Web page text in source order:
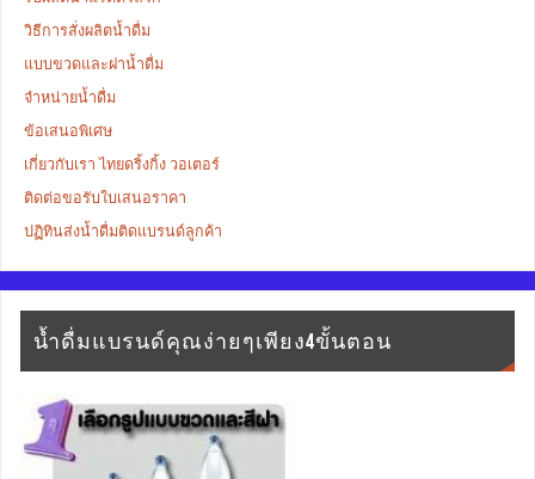
วิธีการสั่งผลิตน้ำดื่ม
แบบขวดและฝาน้ำดื่ม
จำหน่ายน้ำดื่ม
ข้อเสนอพิเศษ
เกี่ยวกับเรา ไทยดริ้งกิ้ง วอเตอร์
ติดต่อขอรับใบเสนอราคา
ปฏิทินส่งน้ำดื่มติดแบรนด์ลูกค้า
น้ำดื่มแบรนด์คุณง่ายๆเพียง4ขั้นตอน